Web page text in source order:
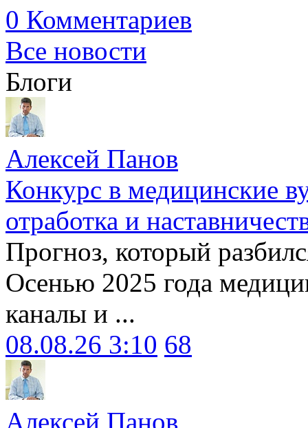
0 Комментариев
Все новости
Блоги
Алексей Панов
Конкурс в медицинские
отработка и
Прогноз, который
Осенью 2025 года
каналы и ...
08.08.26 3:10 68
Алексей Панов